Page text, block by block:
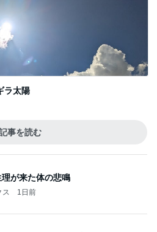
ラ太陽
事を読む
が来た体の悲鳴
ス 1日前